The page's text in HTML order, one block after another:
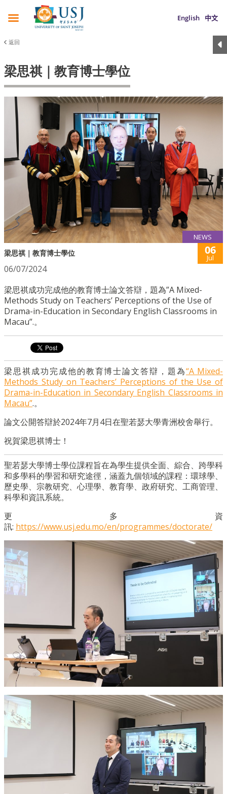
English 中文
返回
梁思祺｜教育博士學位
NEWS
梁思祺｜教育博士學位 06
Jul
06/07/2024
梁思祺成功完成他的教育博士論文答辯，題為”A Mixed-
Methods Study on Teachers’ Perceptions of the Use of
Drama-in-Education in Secondary English Classrooms in
Macau”.。
梁思祺成功完成他的教育博士論文答辯，題為“A Mixed-
Methods Study on Teachers’ Perceptions of the Use of
Drama-in-Education in Secondary English Classrooms in
Macau”.。
論文公開答辯於2024年7月4日在聖若瑟大學青洲校舍舉行。
祝賀梁思祺博士！
聖若瑟大學博士學位課程旨在為學生提供全面、綜合、跨學科
和多學科的學習和研究途徑，涵蓋九個領域的課程：環球學、
歷史學、宗教研究、心理學、教育學、政府研究、工商管理、
科學和資訊系統。
更多資
訊: https://www.usj.edu.mo/en/programmes/doctorate/